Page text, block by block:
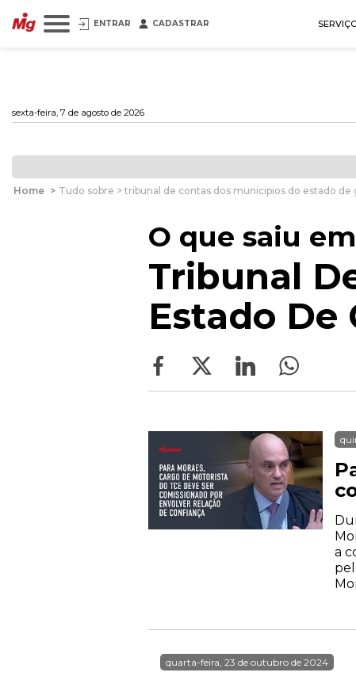
ENTRAR CADASTRAR
sexta-feira, 7 de agosto de 2026
Home > Tudo sobre > tribunal de contas dos municipios do estado de
O que saiu
Tribunal
Estado De
a
quarta-feira, 23 de outubro de 2024